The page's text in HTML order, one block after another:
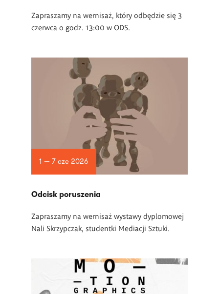
Zapraszamy na wernisaż, który odbędzie się 3
czerwca o godz. 13:00 w ODS.
1 — 7 cze 2026
Odcisk poruszenia
Zapraszamy na wernisaż wystawy dyplomowej
Nali Skrzypczak, studentki Mediacji Sztuki.